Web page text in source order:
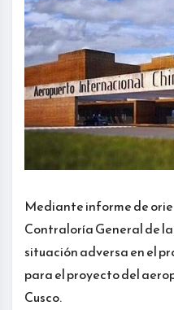
Mediante informe de
Contraloría General de
situación adversa en el
para el proyecto del
Cusco.